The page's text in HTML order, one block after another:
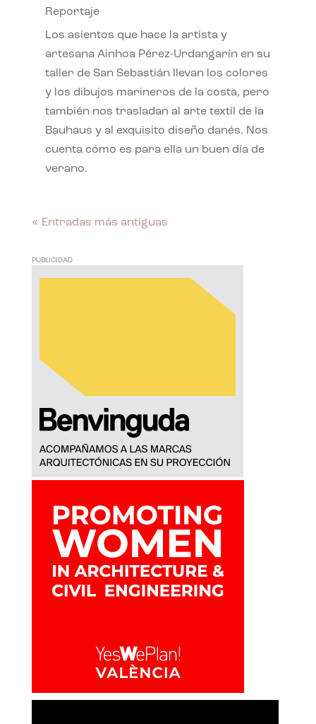
Reportaje
Los asientos que hace la artista y
artesana Ainhoa Pérez-Urdangarín en su
taller de San Sebastián llevan los colores
y los dibujos marineros de la costa, pero
también nos trasladan al arte textil de la
Bauhaus y al exquisito diseño danés. Nos
cuenta cómo es para ella un buen día de
verano.
« Entradas más antiguas
PUBLICIDAD